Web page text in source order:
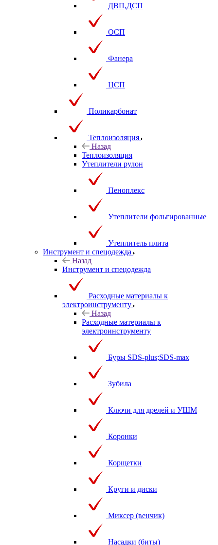
ДВП,ДСП
ОСП
Фанера
ЦСП
Поликарбонат
Теплоизоляция
Назад
Теплоизоляция
Утеплители рулон
Пеноплекс
Утеплители фольгированные
Утеплитель плита
Инструмент и спецодежда
Назад
Инструмент и спецодежда
Расходные материалы к
электроинструменту
Назад
Расходные материалы к
электроинструменту
Буры SDS-plus;SDS-max
Зубила
Ключи для дрелей и УШМ
Коронки
Корщетки
Круги и диски
Миксер (венчик)
Насадки (биты)